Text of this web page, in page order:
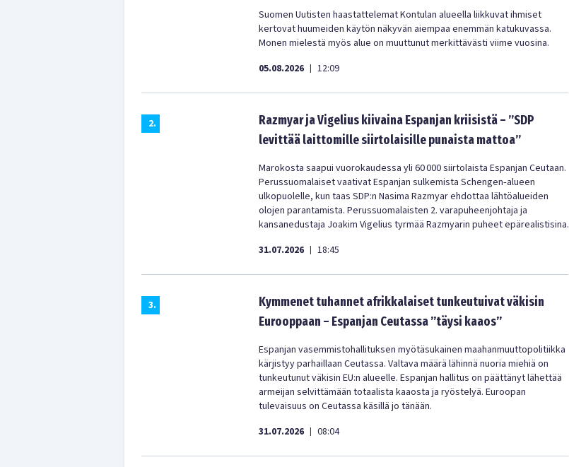
Suomen Uutisten haastattelemat Kontulan alueella liikkuvat ihmiset
kertovat huumeiden käytön näkyvän aiempaa enemmän katukuvassa.
Monen mielestä myös alue on muuttunut merkittävästi viime vuosina.
05.08.2026 | 12:09
2.
Razmyar ja Vigelius kiivaina Espanjan kriisistä – ”SDP
levittää laittomille siirtolaisille punaista mattoa”
Marokosta saapui vuorokaudessa yli 60 000 siirtolaista Espanjan Ceutaan.
Perussuomalaiset vaativat Espanjan sulkemista Schengen‑alueen
ulkopuolelle, kun taas SDP:n Nasima Razmyar ehdottaa lähtöalueiden
olojen parantamista. Perussuomalaisten 2. varapuheenjohtaja ja
kansanedustaja Joakim Vigelius tyrmää Razmyarin puheet epärealistisina.
31.07.2026 | 18:45
3.
Kymmenet tuhannet afrikkalaiset tunkeutuivat väkisin
Eurooppaan – Espanjan Ceutassa ”täysi kaaos”
Espanjan vasemmistohallituksen myötäsukainen maahanmuuttopolitiikka
kärjistyy parhaillaan Ceutassa. Valtava määrä lähinnä nuoria miehiä on
tunkeutunut väkisin EU:n alueelle. Espanjan hallitus on päättänyt lähettää
armeijan selvittämään totaalista kaaosta ja ryöstelyä. Euroopan
tulevaisuus on Ceutassa käsillä jo tänään.
31.07.2026 | 08:04